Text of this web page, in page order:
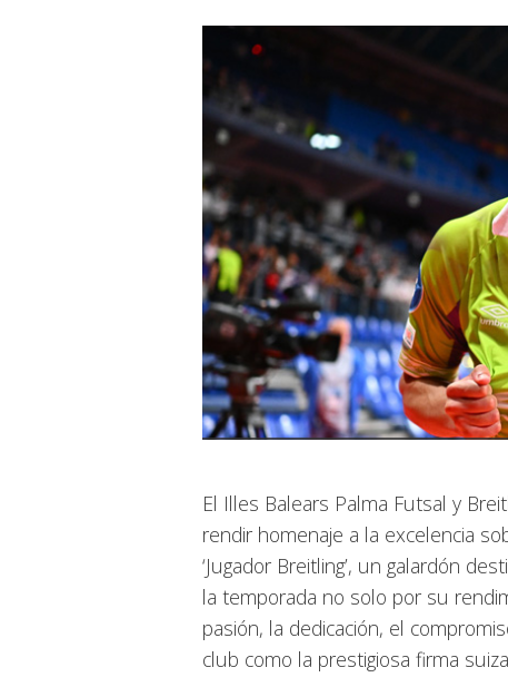
El Illes Balears Palma Futsal y
rendir homenaje a la excelencia
‘Jugador Breitling’, un galardón
la temporada no solo por su
pasión, la dedicación, el
club como la prestigiosa firma